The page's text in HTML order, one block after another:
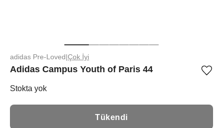
adidas Pre-Loved Çok İyi
Adidas Campus Youth of Paris 44
Stokta yok
Tükendi